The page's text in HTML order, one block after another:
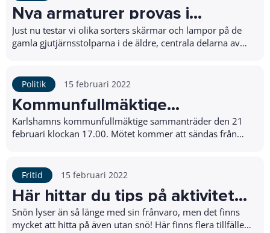
Nya armaturer provas i
centrala Karlshamn
Just nu testar vi olika sorters skärmar och lampor på de
gamla gjutjärnsstolparna i de äldre, centrala delarna av
Politik 15 februari 2022
Kommunfullmäktige
sammanträder 21 februari
Karlshamns kommunfullmäktige sammanträder den 21
februari klockan 17.00. Mötet kommer att sändas från
Fritid 15 februari 2022
Här hittar du tips på aktiviteter
inför sportlovet!
Snön lyser än så länge med sin frånvaro, men det finns
mycket att hitta på även utan snö! Här finns flera tillfällen